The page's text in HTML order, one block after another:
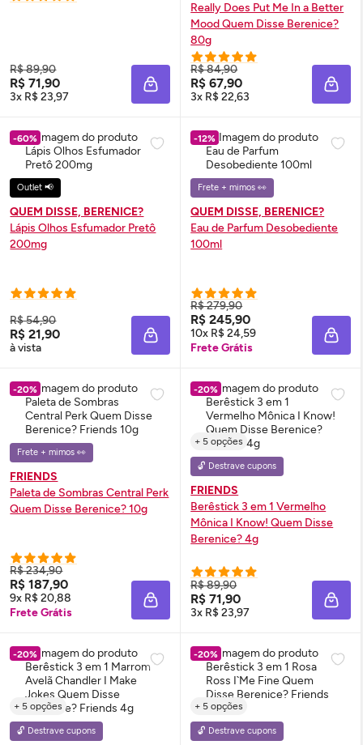
R$ 89,90
R$ 71,90
3x R$ 23,97 ADICIONAR À SACOLA
Really Does Put Me In a Better
Mood Quem Disse Berenice?
80g
R$ 84,90
R$ 67,90
3x R$ 22,63
-60%
Outlet 📢
QUEM DISSE, BERENICE?
Lápis Olhos Esfumador Pretô
200mg
R$ 54,90
R$ 21,90
à vista ADICIONAR À SACOLA
-12%
Frete + mimos 👀
QUEM DISSE, BERENICE?
Eau de Parfum Desobediente
100ml
R$ 279,90
R$ 245,90
10x R$ 24,59
Frete Grátis
-20%
Frete + mimos 👀
FRIENDS
Paleta de Sombras Central Perk
Quem Disse Berenice? 10g
R$ 234,90
R$ 187,90
9x R$ 20,88
Frete Grátis
ADICIONAR À SACOLA
-20%
+ 5 opções
🔓 Destrave cupons
FRIENDS
Berêstick 3 em 1 Vermelho
Mônica I Know! Quem Disse
Berenice? 4g
R$ 89,90
R$ 71,90
3x R$ 23,97
-20%
+ 5 opções
🔓 Destrave cupons
-20%
+ 5 opções
🔓 Destrave cupons